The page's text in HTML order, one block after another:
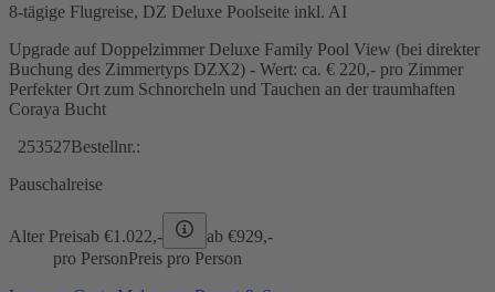
8-tägige Flugreise, DZ Deluxe Poolseite inkl. AI
Upgrade auf Doppelzimmer Deluxe Family Pool View (bei direkter
Buchung des Zimmertyps DZX2) - Wert: ca. € 220,- pro Zimmer
Perfekter Ort zum Schnorcheln und Tauchen an der traumhaften
Coraya Bucht
253527Bestellnr.:
Pauschalreise
Alter Preisab €1.022,- ab €929,-
pro PersonPreis pro Person